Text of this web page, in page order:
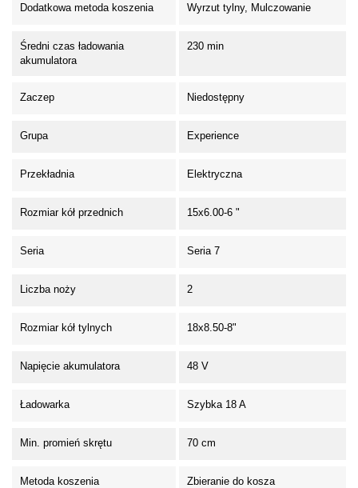
Dodatkowa metoda koszenia Wyrzut tylny, Mulczowanie
Średni czas ładowania
akumulatora
230 min
Zaczep Niedostępny
Grupa Experience
Przekładnia Elektryczna
Rozmiar kół przednich 15x6.00-6 "
Seria Seria 7
Liczba noży 2
Rozmiar kół tylnych 18x8.50-8"
Napięcie akumulatora 48 V
Ładowarka Szybka 18 A
Min. promień skrętu 70 cm
Metoda koszenia Zbieranie do kosza